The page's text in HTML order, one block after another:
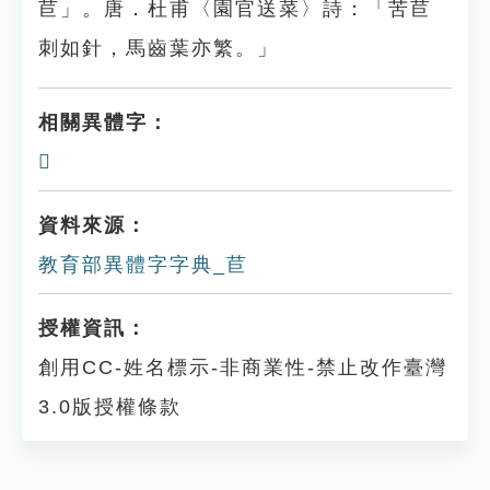
苣」。唐．杜甫〈園官送菜〉詩：「苦苣
刺如針，馬齒葉亦繁。」
相關異體字：
𥬙
資料來源：
教育部異體字字典_苣
授權資訊：
創用CC-姓名標示-非商業性-禁止改作臺灣
3.0版授權條款